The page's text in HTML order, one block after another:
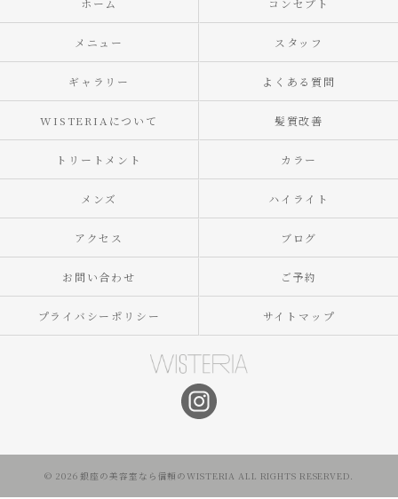
ホーム コンセプト
メニュー スタッフ
ギャラリー よくある質問
WISTERIAについて 髪質改善
トリートメント カラー
メンズ ハイライト
アクセス ブログ
お問い合わせ ご予約
プライバシーポリシー サイトマップ
© 2026 銀座の美容室なら信頼のWISTERIA ALL RIGHTS RESERVED.